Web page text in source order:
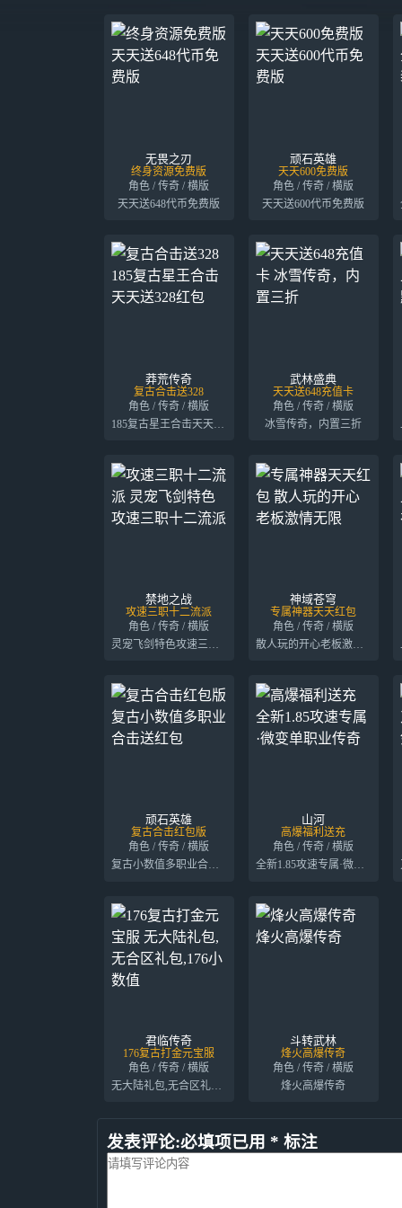
无畏之刃
终身资源免费版
角色 / 传奇 / 横版
天天送648代币免费版
顽石英雄
天天600免费版
角色 / 传奇 / 横版
天天送600代币免费版
莽荒传奇
复古合击送328
角色 / 传奇 / 横版
185复古星王合击天天送328红包
武林盛典
天天送648充值卡
角色 / 传奇 / 横版
冰雪传奇，内置三折
禁地之战
攻速三职十二流派
角色 / 传奇 / 横版
灵宠飞剑特色攻速三职十二流派
神域苍穹
专属神器天天红包
角色 / 传奇 / 横版
散人玩的开心老板激情无限
顽石英雄
复古合击红包版
角色 / 传奇 / 横版
复古小数值多职业合击送红包
山河
高爆福利送充
角色 / 传奇 / 横版
全新1.85攻速专属·微变单职业传奇
君临传奇
176复古打金元宝服
角色 / 传奇 / 横版
无大陆礼包,无合区礼包,176小数值
斗转武林
烽火高爆传奇
角色 / 传奇 / 横版
烽火高爆传奇
发表评论:必填项已用 * 标注